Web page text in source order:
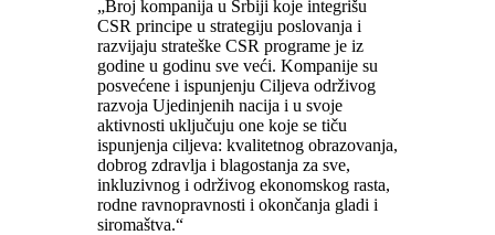
„Broj kompanija u Srbiji koje integrišu
CSR principe u strategiju poslovanja i
razvijaju strateške CSR programe je iz
godine u godinu sve veći. Kompanije su
posvećene i ispunjenju Ciljeva održivog
razvoja Ujedinjenih nacija i u svoje
aktivnosti uključuju one koje se tiču
ispunjenja ciljeva: kvalitetnog obrazovanja,
dobrog zdravlja i blagostanja za sve,
inkluzivnog i održivog ekonomskog rasta,
rodne ravnopravnosti i okončanja gladi i
siromaštva.“